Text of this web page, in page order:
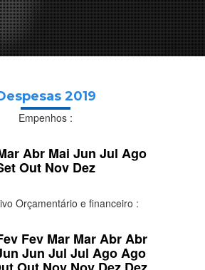
2019
Empenhos :
Abr Mai Jun Jul Ago
Out Nov Dez
Orçamentário e financeiro :
Fev Mar MarAbrAbr
Jun Jul Jul AgoAgo